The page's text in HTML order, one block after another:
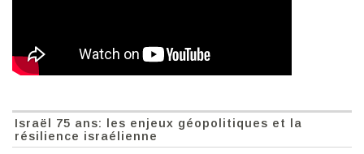
Israël 75 ans: les enjeux géopolitiques et la
résilience israélienne